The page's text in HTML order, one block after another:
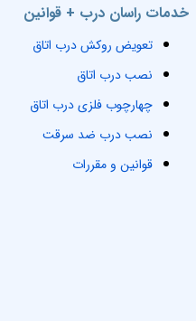
خدمات راسان درب + قوانین
تعویض روکش درب اتاق
نصب درب اتاق
چهارچوب فلزی درب اتاق
نصب درب ضد سرقت
قوانین و مقررات